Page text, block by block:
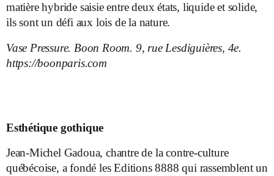
matière hybride saisie entre deux états, liquide et solide,
ils sont un défi aux lois de la nature.
Vase Pressure. Boon Room. 9, rue Lesdiguières, 4e.
https://boonparis.com
Esthétique gothique
Jean-Michel Gadoua, chantre de la contre-culture
québécoise, a fondé les Editions 8888 qui rassemblent un